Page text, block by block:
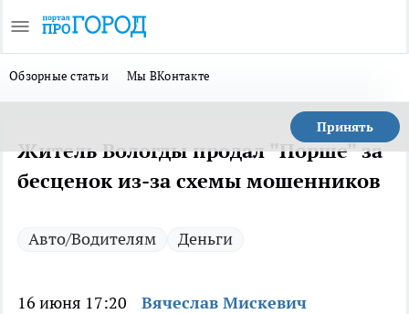
Обзорные статьи Мы ВКонтакте
Принять
Житель Вологды продал "Порше" за
бесценок из-за схемы мошенников
Авто/Водителям Деньги
16 июня 17:20 Вячеслав Мискевич